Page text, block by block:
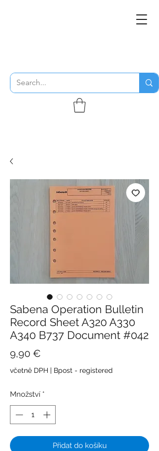
Sabena Operation Bulletin
Record Sheet A320 A330
A340 B737 Document #042
9,90 €
včetně DPH | Bpost - registered
Množství *
Přidat do košíku